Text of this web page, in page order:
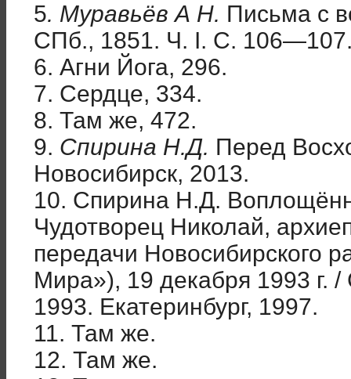
5. Муравьёв А Н. Письма с
СПб., 1851. Ч. I. С.
6. Агни Йога, 296.
7. Сердце, 334.
8. Там же, 472.
9. Спирина Н.Д. Перед
Новосибирск, 2013.
10. Спирина Н.Д.
Чудотворец Николай,
передачи Новосибирского
Мира»), 19 декабря 1993
1993. Екатеринбург, 1997.
11. Там же.
12. Там же.